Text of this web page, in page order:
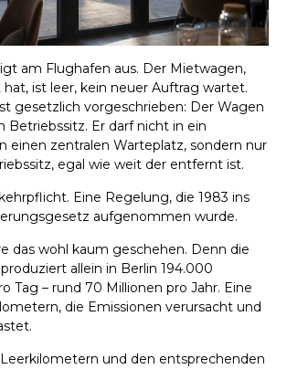
am Flughafen aus. Der Mietwagen,
ist leer, kein neuer Auftrag wartet.
gesetzlich vorgeschrieben: Der Wagen
Betriebssitz. Er darf nicht in ein
einen zentralen Warteplatz, sondern nur
egal wie weit der entfernt ist.
Eine Regelung, die 1983 ins
aufgenommen wurde.
das wohl kaum geschehen. Denn die
allein in Berlin 194.000
Tag – rund 70 Millionen pro Jahr. Eine
die Emissionen verursacht und
und den entsprechenden